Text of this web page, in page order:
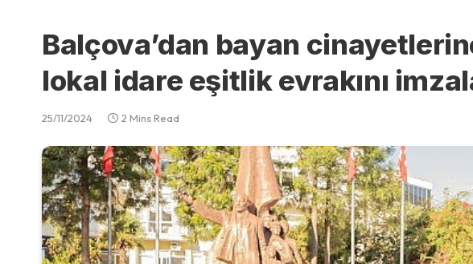
Balçova’dan bayan
lokal idare eşitlik evrakını
25/11/2024 2 Mins Read